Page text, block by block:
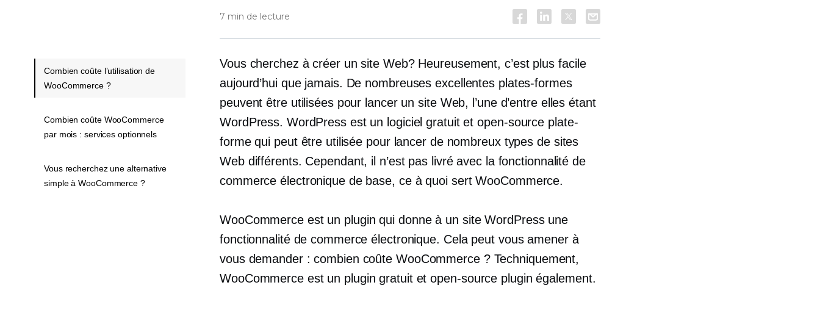
7 min de lecture
Vous cherchez à créer un site Web? Heureusement, c’est plus facile
aujourd’hui que jamais. De nombreuses excellentes plates-formes
peuvent être utilisées pour lancer un site Web, l’une d’entre elles étant
WordPress. WordPress est un logiciel gratuit etopen-source plate-
forme qui peut être utilisée pour lancer de nombreux types de sites
Web différents. Cependant, il n’est pas livré avec la fonctionnalité de
commerce électronique de base, ce à quoi sert WooCommerce.
WooCommerce est un plugin qui donne à un site WordPress une
fonctionnalité de commerce électronique. Cela peut vous amener à
vous demander : combien coûte WooCommerce ? Techniquement,
WooCommerce est un plugin gratuit etopen-source plugin également.
Combien coûte l’utilisation de
WooCommerce ?
Combien coûte WooCommerce
par mois : services optionnels
Vous recherchez une alternative
simple à WooCommerce ?